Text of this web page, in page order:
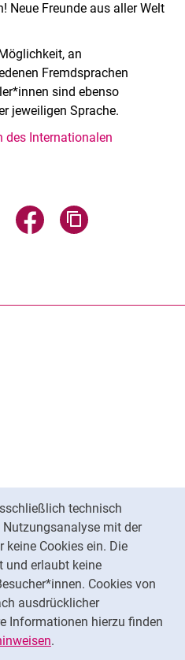
technisch
mit der
Cookies ein. Die
und erlaubt keine
Cookies von
ausdrücklicher
Informationen hierzu finden
.
Neue Freunde aus aller Welt
an
Fremdsprachen
sind ebenso
jeweiligen Sprache.
des Internationalen
E-Mail teilen
Seite über WhatsApp teilen
Seite über Facebook